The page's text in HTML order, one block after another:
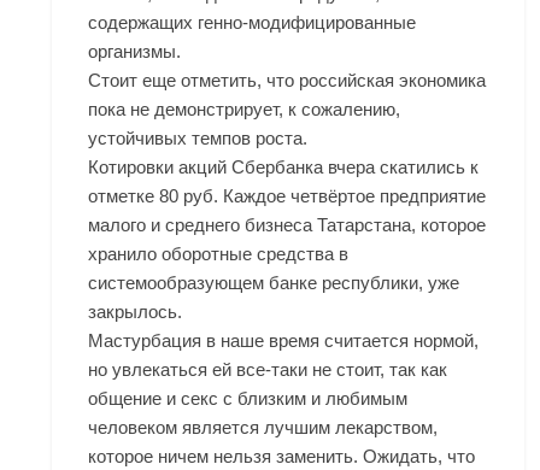
содержащих генно-модифицированные
организмы.
Стоит еще отметить, что российская экономика
пока не демонстрирует, к сожалению,
устойчивых темпов роста.
Котировки акций Сбербанка вчера скатились к
отметке 80 руб. Каждое четвёртое предприятие
малого и среднего бизнеса Татарстана, которое
хранило оборотные средства в
системообразующем банке республики, уже
закрылось.
Мастурбация в наше время считается нормой,
но увлекаться ей все-таки не стоит, так как
общение и секс с близким и любимым
человеком является лучшим лекарством,
которое ничем нельзя заменить. Ожидать, что